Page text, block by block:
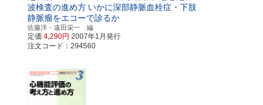
波検査の進め方 いかに深部静脈血栓症・下肢
静脈瘤をエコーで診るか
佐藤洋・遠田栄一 編
定価4,290円 2007年1月発行
注文コード：294560